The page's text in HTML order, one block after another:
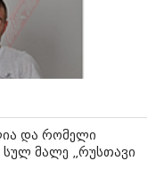
და რომელი
სულ მალე „რუსთავი